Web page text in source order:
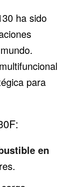
ha sido
para
en